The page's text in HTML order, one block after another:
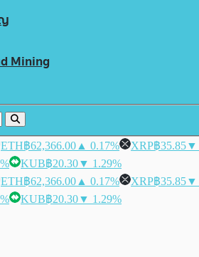
Mining
ETH฿62,366.00 ▲ 0.17% XRP฿35.85▼
KUB฿20.30▼ 1.29%
ETH฿62,366.00 ▲ 0.17% XRP฿35.85▼
KUB฿20.30▼ 1.29%